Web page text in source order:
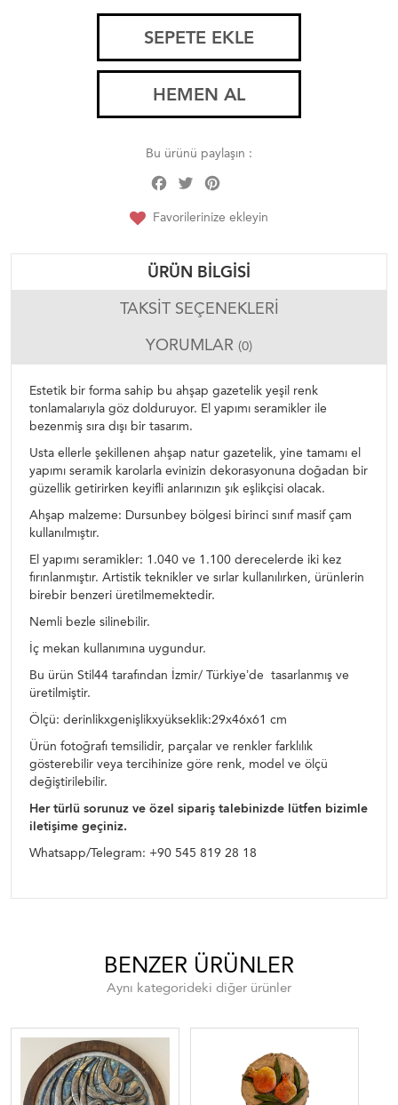
SEPETE EKLE
HEMEN AL
Bu ürünü paylaşın :
Facebook
Twitter
Favorilerinize ekleyin
ÜRÜN BILGISI
TAKSIT SEÇENEKLERI
YORUMLAR (0)
Estetik bir forma sahip bu ahşap gazetelik yeşil renk
tonlamalarıyla göz dolduruyor. El yapımı seramikler ile
bezenmiş sıra dışı bir tasarım.
Usta ellerle şekillenen ahşap natur gazetelik, yine tamamı el
yapımı seramik karolarla evinizin dekorasyonuna doğadan bir
güzellik getirirken keyifli anlarınızın şık eşlikçisi olacak.
Ahşap malzeme: Dursunbey bölgesi birinci sınıf masif çam
kullanılmıştır.
El yapımı seramikler: 1.040 ve 1.100 derecelerde iki kez
fırınlanmıştır. Artistik teknikler ve sırlar kullanılırken, ürünlerin
birebir benzeri üretilmemektedir.
Nemli bezle silinebilir.
İç mekan kullanımına uygundur.
Bu ürün Stil44 tarafından İzmir/ Türkiye’de tasarlanmış ve
üretilmiştir.
Ölçü: derinlikxgenişlikxyükseklik:29x46x61 cm
Ürün fotoğrafı temsilidir, parçalar ve renkler farklılık
gösterebilir veya tercihinize göre renk, model ve ölçü
değiştirilebilir.
Her türlü sorunuz ve özel sipariş talebinizde lütfen bizimle
iletişime geçiniz.
Whatsapp/Telegram: +90 545 819 28 18
BENZER ÜRÜNLER
Aynı kategorideki diğer ürünler